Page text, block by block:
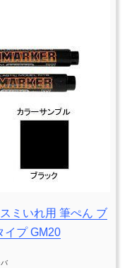
ミいれ用 筆ぺん ブ
イプ GM20